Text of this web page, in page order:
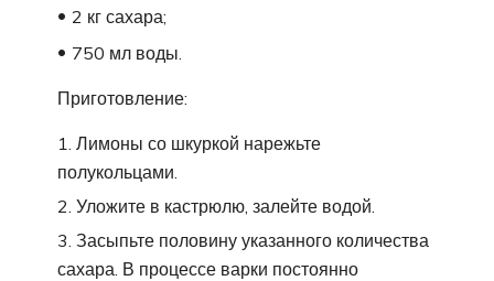
2 кг сахара;
750 мл воды.
Приготовление:
Лимоны со шкуркой нарежьте
полукольцами.
Уложите в кастрюлю, залейте водой.
Засыпьте половину указанного количества
сахара. В процессе варки постоянно